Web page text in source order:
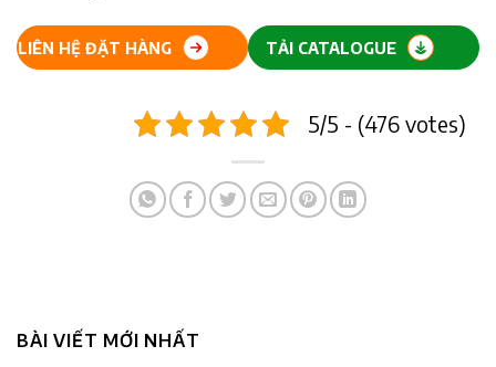
LIÊN HỆ ĐẶT HÀNG TẢI CATALOGUE
5/5 - (476 votes)
BÀI VIẾT MỚI NHẤT